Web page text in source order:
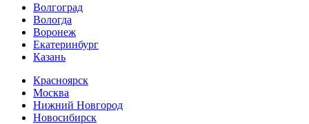
Волгоград
Вологда
Воронеж
Екатеринбург
Казань
Красноярск
Москва
Нижний Новгород
Новосибирск